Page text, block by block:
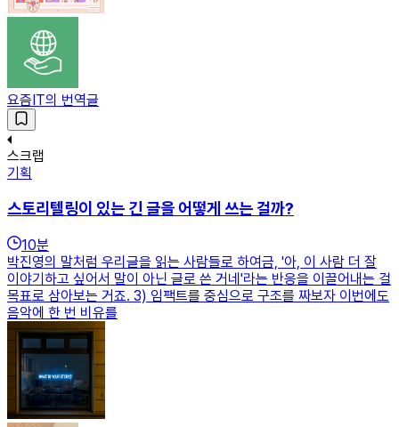
요즘IT의 번역글
스크랩
기획
스토리텔링이 있는 긴 글을 어떻게 쓰는 걸까?
10분
박진영의 말처럼 우리글을 읽는 사람들로 하여금, '아, 이 사람 더 잘
이야기하고 싶어서 말이 아닌 글로 쓴 거네'라는 반응을 이끌어내는 걸
목표로 삼아보는 거죠. 3) 임팩트를 중심으로 구조를 짜보자 이번에도
음악에 한 번 비유를